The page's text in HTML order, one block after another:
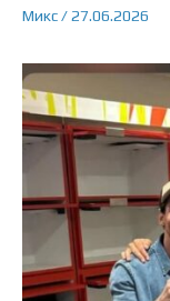
Микс/27.06.2026